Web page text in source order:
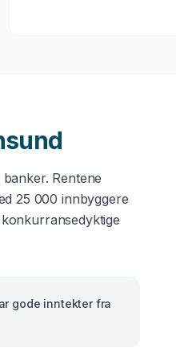
Rentene
25 000 innbyggere
gode inntekter fra